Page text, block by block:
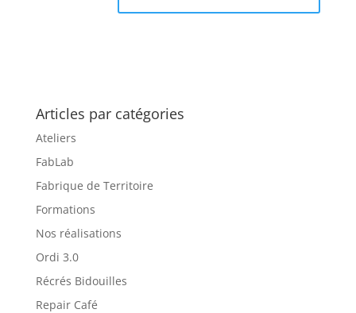
Articles par catégories
Ateliers
FabLab
Fabrique de Territoire
Formations
Nos réalisations
Ordi 3.0
Récrés Bidouilles
Repair Café